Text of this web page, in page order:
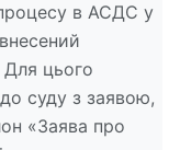
в АСДС у
цього
суду з заявою,
«Заява про